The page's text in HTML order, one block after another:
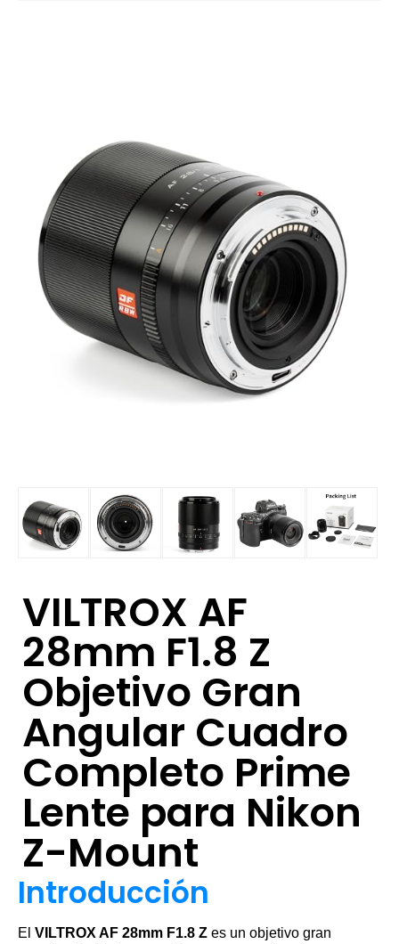
VILTROX AF
28mm F1.8 Z
Objetivo Gran
Angular Cuadro
Completo Prime
Lente para Nikon
Z-Mount
Introducción
El VILTROX AF 28mm F1.8 Z es un objetivo gran